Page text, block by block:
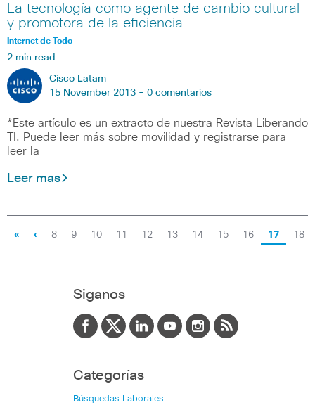
La tecnología como agente de cambio cultural
y promotora de la eficiencia
Internet de Todo
2 min read
Cisco Latam
15 November 2013 - 0 comentarios
*Este artículo es un extracto de nuestra Revista Liberando
TI. Puede leer más sobre movilidad y registrarse para
leer la
Leer mas
« ‹ 8 9 10 11 12 13 14 15 16 17 18
Siganos
Categorías
Búsquedas Laborales